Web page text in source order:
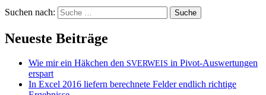
Suchen nach:
Neueste Beiträge
Wie mir ein Häkchen den SVERWEIS in Pivot-Auswertungen
erspart
In Excel 2016 liefern berechnete Felder endlich richtige